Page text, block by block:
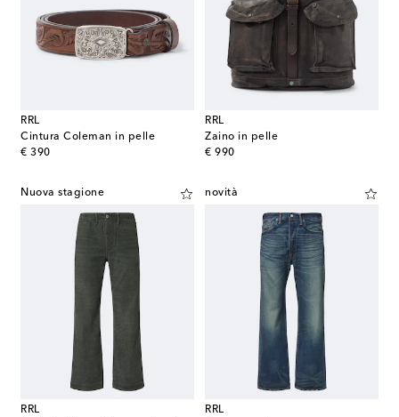
RRL
Cintura Coleman in pelle
€ 390
original price
RRL
Zaino in pelle
€ 990
original price
Nuova stagione
RRL
novità
RRL